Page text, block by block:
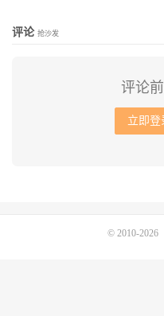
评论 抢沙发
评论
立即登
© 2010-2026